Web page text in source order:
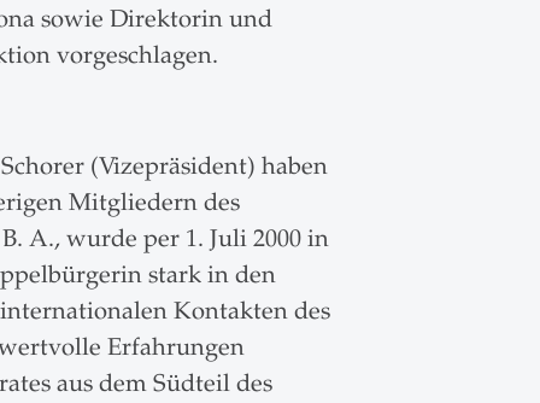
sowie Direktorin und
vorgeschlagen.
(Vizepräsident) haben
Mitgliedern des
A., wurde per 1. Juli 2000 in
stark in den
Kontakten des
Erfahrungen
aus dem Südteil des